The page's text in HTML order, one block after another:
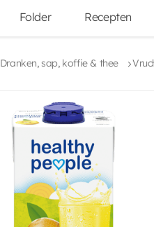
Folder Recepten
Dranken, sap, koffie & thee